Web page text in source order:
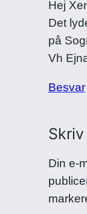
Hej
Det
på
Vh
Besvar
Din e-